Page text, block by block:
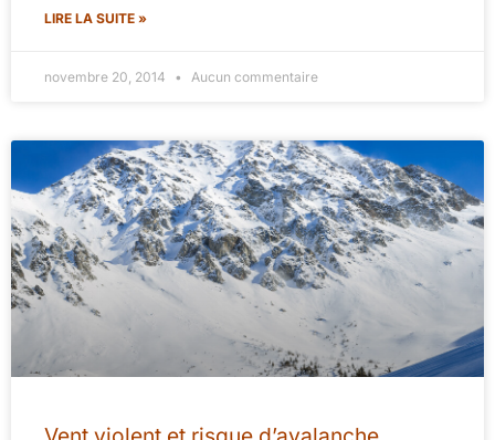
LIRE LA SUITE »
novembre 20, 2014 Aucun commentaire